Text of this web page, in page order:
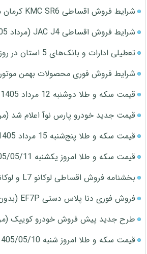
شرایط فروش اقساطی KMC SR6 کرمان موتور اعلام شد
شرایط فروش اقساطی JAC J4 (مرداد 1405)
تعطیلی ادارات و بانک‌های 5 استان در روز چهارشنبه
شرایط فروش فوری محصولات بهمن موتور
قیمت سکه و طلا دوشنبه 12 مرداد 1405
قیمت جدید خودرو پارس نوآ اعلام شد (مرداد
قیمت سکه و طلا پنج‌شنبه 15 مرداد 1405
قیمت سکه و طلا امروز یکشنبه 1405/05/11
بخشنامه فروش اقساطی لوکانو L7 و لوکانو L8 (مرداد 1405)
فروش فوری دنا پلاس دستی EF7P (بدون قرعه کشی)
طرح جدید پیش فروش خودرو کوییک (مرداد
قیمت سکه و طلا امروز شنبه 1405/05/10